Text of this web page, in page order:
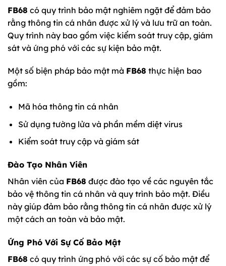
FB68 có quy trình bảo mật nghiêm ngặt để đảm bảo
rằng thông tin cá nhân được xử lý và lưu trữ an toàn.
Quy trình này bao gồm việc kiểm soát truy cập, giám
sát và ứng phó với các sự kiện bảo mật.
Một số biện pháp bảo mật mà FB68 thực hiện bao
gồm:
Mã hóa thông tin cá nhân
Sử dụng tường lửa và phần mềm diệt virus
Kiểm soát truy cập và giám sát
Đào Tạo Nhân Viên
Nhân viên của FB68 được đào tạo về các nguyên tắc
bảo vệ thông tin cá nhân và quy trình bảo mật. Điều
này giúp đảm bảo rằng thông tin cá nhân được xử lý
một cách an toàn và bảo mật.
Ứng Phó Với Sự Cố Bảo Mật
FB68 có quy trình ứng phó với các sự cố bảo mật để